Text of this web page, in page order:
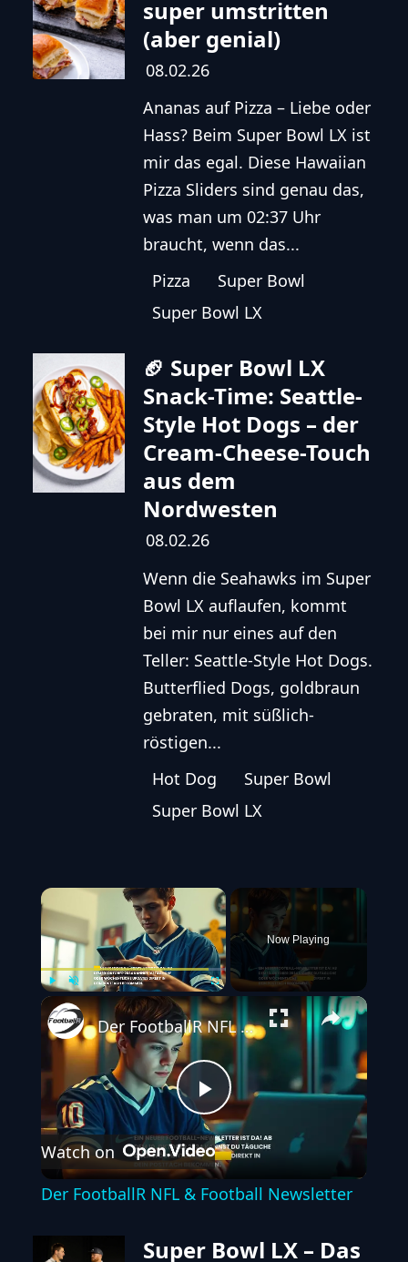
super umstritten
(aber genial)
08.02.26
Ananas auf Pizza – Liebe oder
Hass? Beim Super Bowl LX ist
mir das egal. Diese Hawaiian
Pizza Sliders sind genau das,
was man um 02:37 Uhr
braucht, wenn das...
Pizza
Super Bowl
Super Bowl LX
🏈 Super Bowl LX
Snack-Time: Seattle-
Style Hot Dogs – der
Cream-Cheese-Touch
aus dem
Nordwesten
08.02.26
Wenn die Seahawks im Super
Bowl LX auflaufen, kommt
bei mir nur eines auf den
Teller: Seattle-Style Hot Dogs.
Butterflied Dogs, goldbraun
gebraten, mit süßlich-
röstigen...
Hot Dog
Super Bowl
Super Bowl LX
×
Fullscreen
Now Playing
Play
Video
Der FootballR NFL & Football Newsletter
Watch on
Der FootballR NFL & Football Newsletter
Super Bowl LX – Das